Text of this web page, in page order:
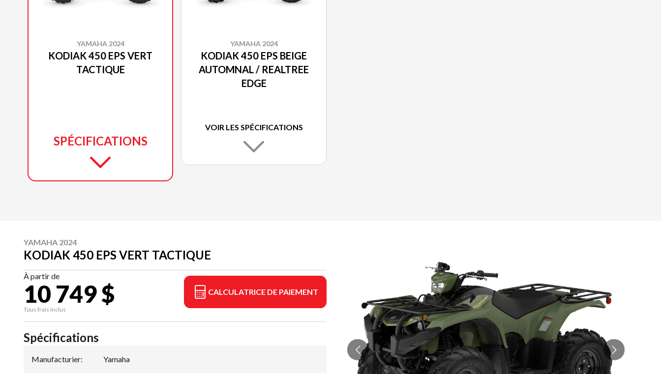
YAMAHA 2024
KODIAK 450 EPS VERT
TACTIQUE
SPÉCIFICATIONS
YAMAHA 2024
KODIAK 450 EPS BEIGE
AUTOMNAL / REALTREE
EDGE
VOIR LES SPÉCIFICATIONS
YAMAHA 2024
KODIAK 450 EPS VERT TACTIQUE
À partir de
10 749 $
Tous frais inclus
CALCULATRICE DE PAIEMENT
Spécifications
Manufacturier: Yamaha